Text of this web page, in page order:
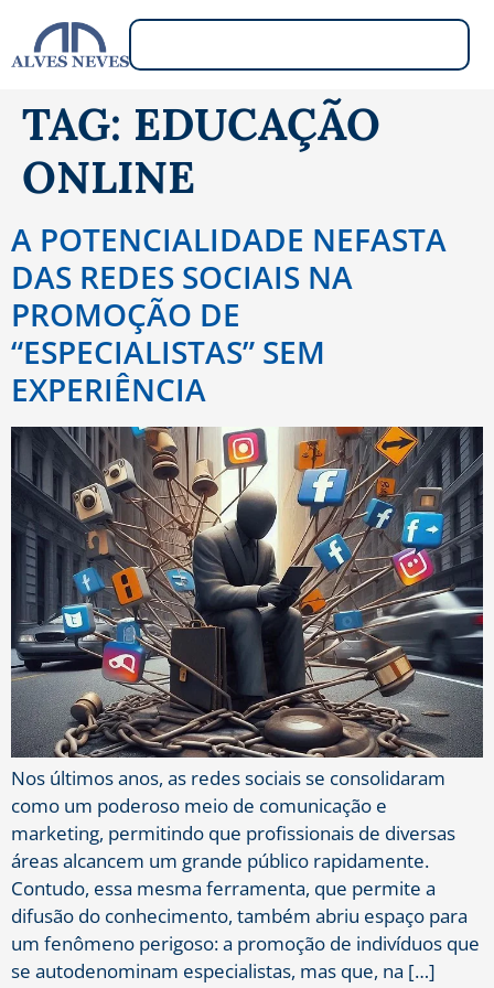
TAG: EDUCAÇÃO
ONLINE
A POTENCIALIDADE NEFASTA
DAS REDES SOCIAIS NA
PROMOÇÃO DE
“ESPECIALISTAS” SEM
EXPERIÊNCIA
Nos últimos anos, as redes sociais se consolidaram
como um poderoso meio de comunicação e
marketing, permitindo que profissionais de diversas
áreas alcancem um grande público rapidamente.
Contudo, essa mesma ferramenta, que permite a
difusão do conhecimento, também abriu espaço para
um fenômeno perigoso: a promoção de indivíduos que
se autodenominam especialistas, mas que, na […]